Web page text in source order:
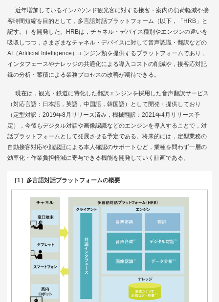
近年増加しているインバウンド観光客に対する接客・案内の負荷軽減や接
客時間短縮を目的として，多言語対話プラットフォーム（以下，「HRB」と
記す。）を開発した。HRBは，チャネル・デバイス種別やエンジンの違いを
吸収しつつ，さまざまなチャネル・デバイスに対して音声認識・翻訳などの
AI（Artificial Intelligence）エンジン類を提供するプラットフォームであり，
インタフェースやナレッジの共通化による導入コストの削減や，接客応対記
録の分析・蓄積による業務プロセスの改善が期待できる。
現在は，観光・鉄道に特化した翻訳エンジンを採用した音声翻訳サービス
（対応言語：日本語，英語，中国語，韓国語）として開発・提供しており
（定型対訳：2019年8月リリース済み，機械翻訳：2021年4月リリース予
定），今後もデジタル対話や画像認識などのエンジンを導入することで，対
話プラットフォームとして発展させる予定である。将来的には，定型業務の
自動接客対応や顔認証による本人確認のサポートなど，業種を問わず一層の
効率化・作業負担軽減に寄与できる機能を開発していく計画である。
［1］多言語対話プラットフォームの概要